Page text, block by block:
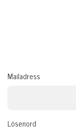
Mailadress
Lösenord